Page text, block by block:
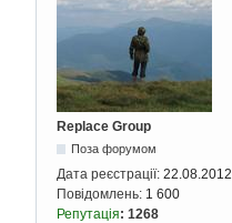
Replace Group
Поза форумом
Дата реєстрації: 22.08.2012
Повідомлень: 1 600
Репутація: 1268